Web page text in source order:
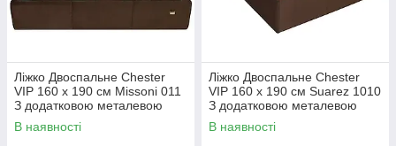
Ліжко Двоспальне Chester
VIP 160 х 190 см Missoni 011
З додатковою металевою
цільнозварною рамою
Темно-коричневий
В наявності
Ліжко Двоспальне Chester
VIP 160 х 190 см Suarez 1010
З додатковою металевою
цільнозварною рамою
Коричневий
В наявності